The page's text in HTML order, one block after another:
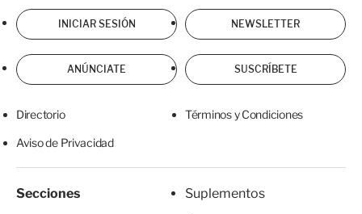
INICIAR SESIÓN NEWSLETTER
ANÚNCIATE SUSCRÍBETE
Directorio Términos y Condiciones
Aviso de Privacidad
Secciones
Suplementos